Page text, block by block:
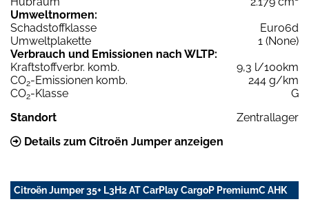
Umweltnormen:
Schadstoffklasse
Euro6d
Umweltplakette
1 (None)
Verbrauch und Emissionen nach WLTP:
Kraftstoffverbr. komb.
9,3 l/100km
CO2-Emissionen komb.
244 g/km
CO2-Klasse
G
Standort
Zentrallager
Details zum Citroën Jumper anzeigen
Citroën Jumper 35+ L3H2 AT CarPlay CargoP PremiumC AHK